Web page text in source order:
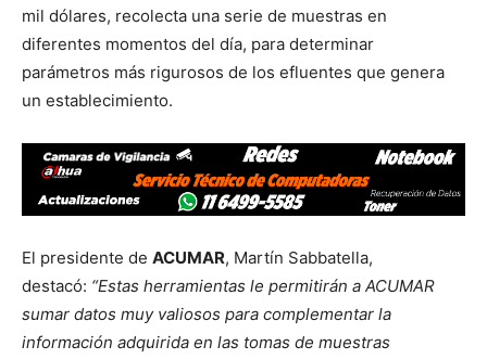
mil dólares, recolecta una serie de muestras en
diferentes momentos del día, para determinar
parámetros más rigurosos de los efluentes que genera
un establecimiento.
El presidente de ACUMAR, Martín Sabbatella,
destacó: “Estas herramientas le permitirán a ACUMAR
sumar datos muy valiosos para complementar la
información adquirida en las tomas de muestras